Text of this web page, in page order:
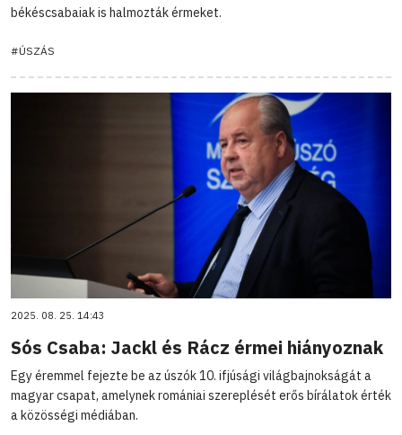
békéscsabaiak is halmozták érmeket.
#ÚSZÁS
2025. 08. 25. 14:43
Sós Csaba: Jackl és Rácz érmei hiányoznak
Egy éremmel fejezte be az úszók 10. ifjúsági világbajnokságát a
magyar csapat, amelynek romániai szereplését erős bírálatok érték
a közösségi médiában.